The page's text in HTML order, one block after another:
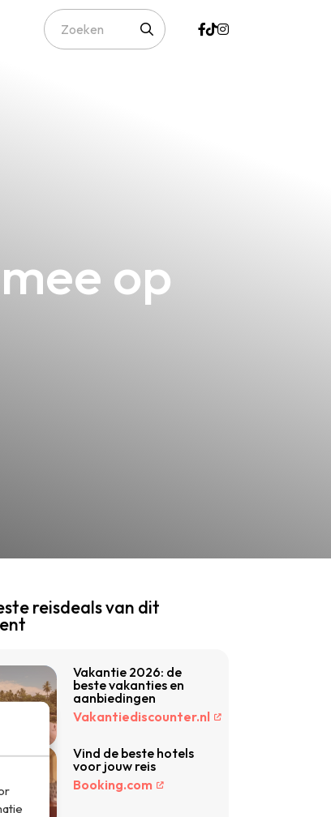
op
reisdeals van dit
Vakantie 2026: de
beste vakanties en
aanbiedingen
Vakantiediscounter.nl
Vind de beste hotels
voor jouw reis
Booking.com